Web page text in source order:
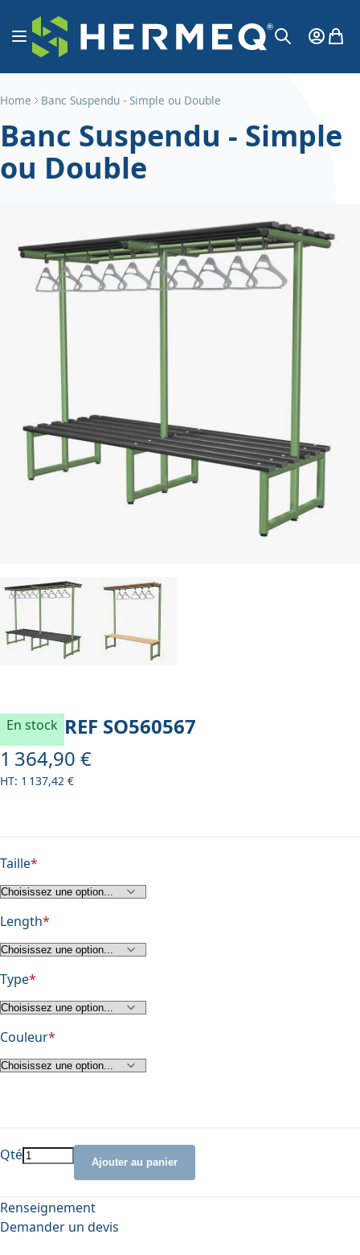
Aller au contenu
Affichage navigation
MonMon
Home Banc Suspendu - Simple ou Double
Banc Suspendu - Simple
ou Double
En stock REF SO560567
À partir de
1 364,90 €
1 137,42 €
Taille
Length
Type
Couleur
Qté Ajouter au panier
Renseignement
Demander un devis